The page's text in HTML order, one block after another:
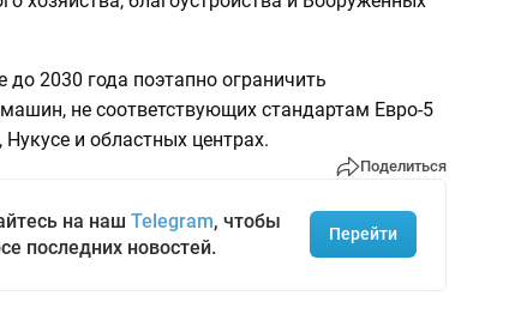
до 2030 года поэтапно ограничить
не соответствующих стандартам Евро-5
и областных центрах.
Поделиться
на наш Telegram, чтобы
последних новостей.
Перейти